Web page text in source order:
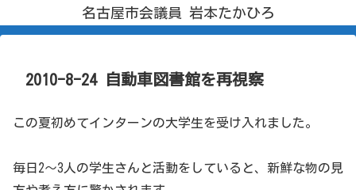
名古屋市会議員 岩本たかひろ
2010-8-24 自動車図書館を再視察
この夏初めてインターンの大学生を受け入れました。
毎日2～3人の学生さんと活動をしていると、新鮮な物の見